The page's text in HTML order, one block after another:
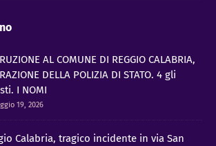
AL COMUNE DI REGGIO CALABRIA,
DELLA POLIZIA DI STATO. 4 gli
I NOMI
19, 2026
Calabria, tragico incidente in via San